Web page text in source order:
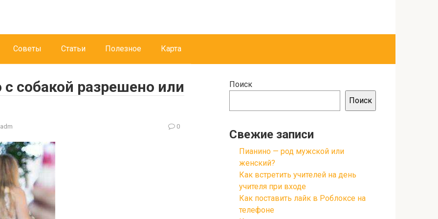
Советы Статьи Полезное Карта
собакой разрешено или
0
Поиск
Поиск
Свежие записи
Пианино — род мужской или
женский?
Как встретить учителей на день
учителя при входе
Как поставить лайк в Роблоксе на
телефоне